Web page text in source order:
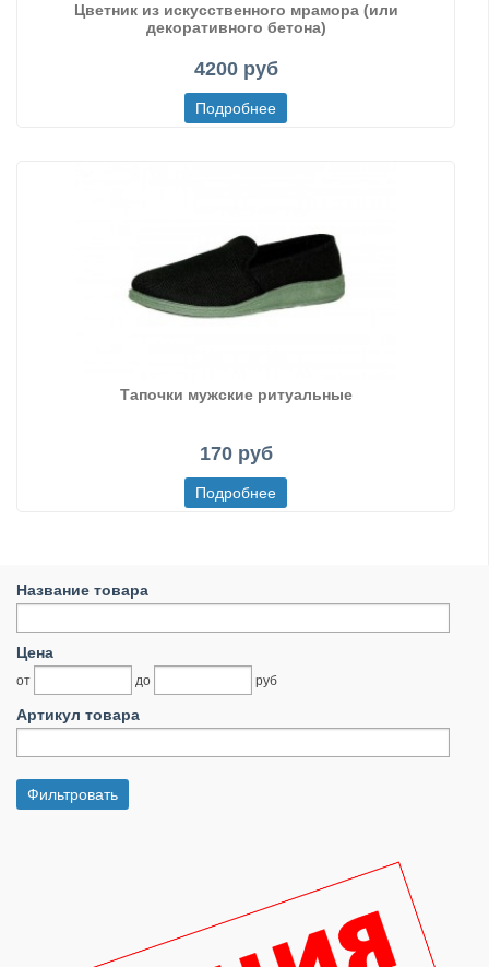
Цветник из искусственного мрамора (или
декоративного бетона)
4200 руб
Тапочки мужские ритуальные
170 руб
Название товара
Цена
от до руб
Артикул товара